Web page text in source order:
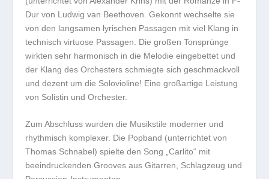
Dur von Ludwig van Beethoven. Gekonnt wechselte sie
von den langsamen lyrischen Passagen mit viel Klang in
technisch virtuose Passagen. Die großen Tonsprünge
wirkten sehr harmonisch in die Melodie eingebettet und
der Klang des Orchesters schmiegte sich geschmackvoll
und dezent um die Solovioline! Eine großartige Leistung
von Solistin und Orchester.
Zum Abschluss wurden die Musikstile moderner und
rhythmisch komplexer. Die Popband (unterrichtet von
Thomas Schnabel) spielte den Song „Carlito“ mit
beeindruckenden Grooves aus Gitarren, Schlagzeug und